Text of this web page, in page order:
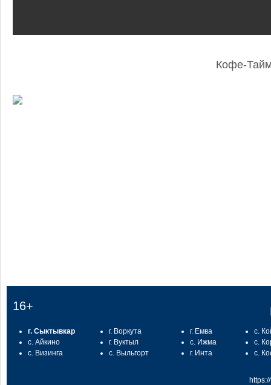
Кофе-
16+
г. Сыктывкар
с. Айкино
с. Визинга
г. Воркута
г. Вуктыл
с. Выльгорт
г. Емва
с. Ижма
г. Инта
с.
с.
с.